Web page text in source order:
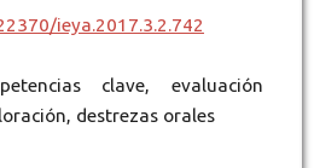
ieya.2017.3.2.742
clave, evaluación
destrezas orales